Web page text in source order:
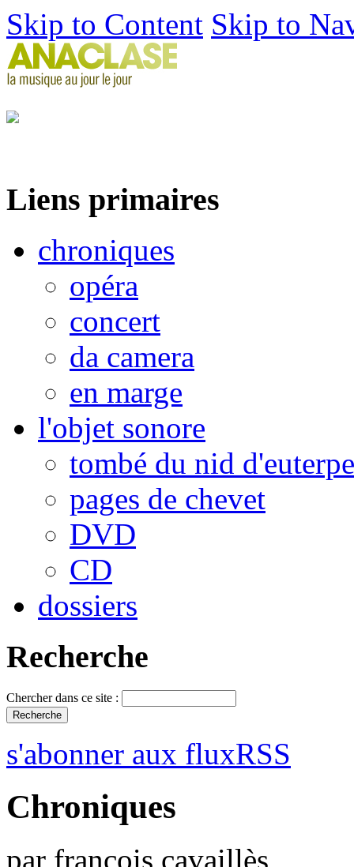
Skip to Content Skip to
Liens primaires
chroniques
opéra
concert
da camera
en marge
l'objet sonore
tombé du nid d'euterpe
pages de chevet
DVD
CD
dossiers
Recherche
Chercher dans ce site :
s'abonner aux fluxRSS
Chroniques
par françois cavaillès